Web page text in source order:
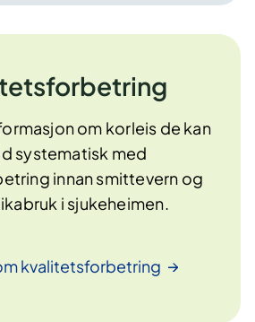
om korleis de kan
systematisk med
innan smittevern og
i sjukeheimen.
kvalitetsforbetring